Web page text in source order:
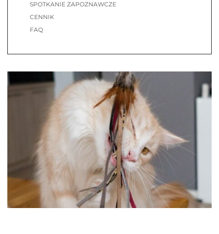
SPOTKANIE ZAPOZNAWCZE
CENNIK
FAQ